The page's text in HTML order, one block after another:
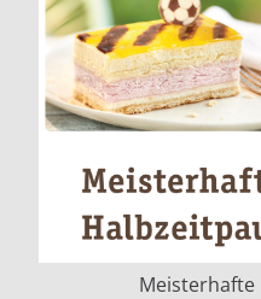
Meisterhafte